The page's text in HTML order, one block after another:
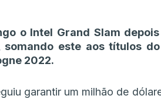
o Intel Grand Slam
este aos títulos
2022.
garantir um milhão de